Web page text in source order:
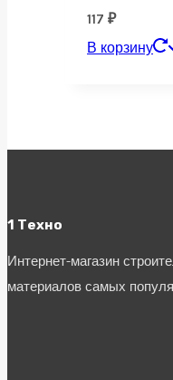
117 ₽
В корзину
1 Техно
Интернет-магазин
материалов самых